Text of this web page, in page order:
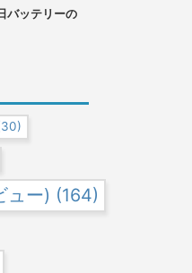
バッテリーの
ュー) (164)